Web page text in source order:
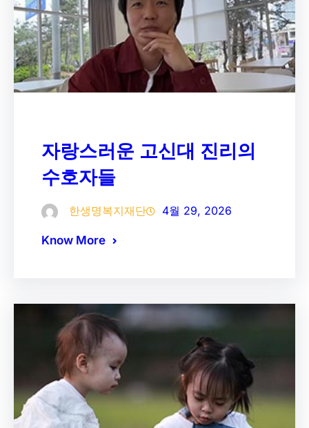
자랑스러운 고신대 진리의
수호자들
한생명복지재단 4월 29, 2026
Know More